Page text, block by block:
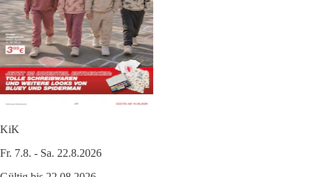
KiK
Fr. 7.8. - Sa. 22.8.2026